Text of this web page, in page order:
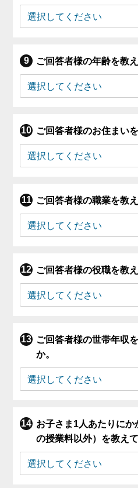
ご回答者様の年齢を教
ご回答者様のお住まい
ご回答者様の職業を教
ご回答者様の役職を教
ご回答者様の世帯年収
か。
お子さま1人あたりに
の授業料以外）を教えて